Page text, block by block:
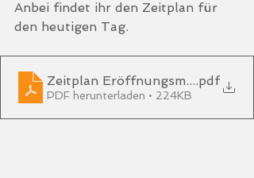
Anbei findet ihr den Zeitplan für
den heutigen Tag.
Zeitplan .pdf
PDF herunterladen • 224KB